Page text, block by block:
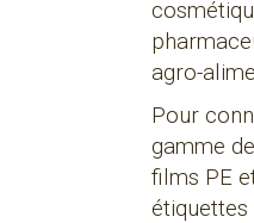
agro-
Pour
gamme
films PE
étiquettes